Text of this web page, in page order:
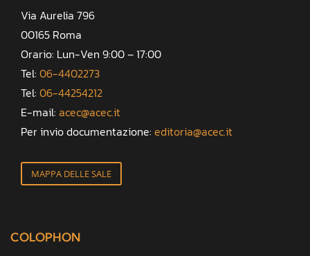
Via Aurelia 796
00165 Roma
Orario: Lun-Ven 9:00 – 17:00
Tel: 06-4402273
Tel: 06-44254212
E-mail: acec@acec.it
Per invio documentazione: editoria@acec.it
MAPPA DELLE SALE
COLOPHON